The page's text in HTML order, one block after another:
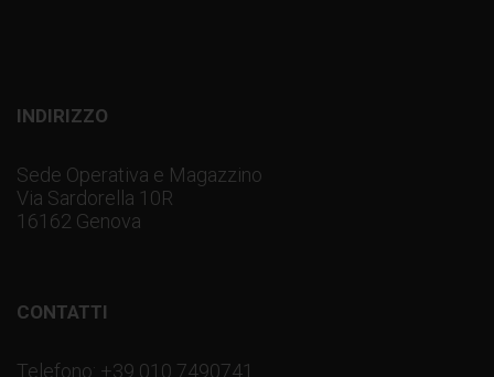
INDIRIZZO
Sede Operativa e Magazzino
Via Sardorella 10R
16162 Genova
CONTATTI
Telefono: +39 010 7490741